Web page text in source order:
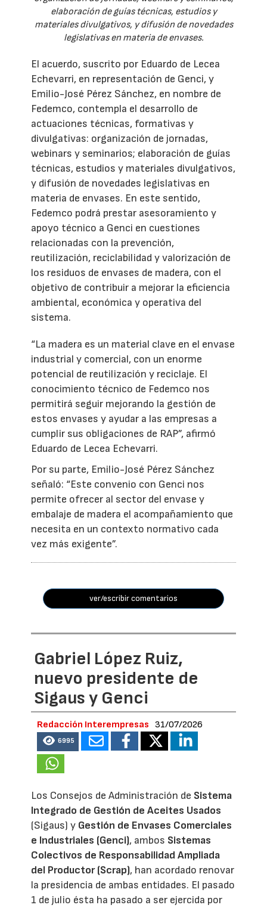
elaboración de guías técnicas, estudios y
materiales divulgativos, y difusión de novedades
legislativas en materia de envases.
El acuerdo, suscrito por Eduardo de Lecea
Echevarri, en representación de Genci, y
Emilio-José Pérez Sánchez, en nombre de
Fedemco, contempla el desarrollo de
actuaciones técnicas, formativas y
divulgativas: organización de jornadas,
webinars y seminarios; elaboración de guías
técnicas, estudios y materiales divulgativos,
y difusión de novedades legislativas en
materia de envases. En este sentido,
Fedemco podrá prestar asesoramiento y
apoyo técnico a Genci en cuestiones
relacionadas con la prevención,
reutilización, reciclabilidad y valorización de
los residuos de envases de madera, con el
objetivo de contribuir a mejorar la eficiencia
ambiental, económica y operativa del
sistema.
“La madera es un material clave en el envase
industrial y comercial, con un enorme
potencial de reutilización y reciclaje. El
conocimiento técnico de Fedemco nos
permitirá seguir mejorando la gestión de
estos envases y ayudar a las empresas a
cumplir sus obligaciones de RAP”, afirmó
Eduardo de Lecea Echevarri.
Por su parte, Emilio-José Pérez Sánchez
señaló: “Este convenio con Genci nos
permite ofrecer al sector del envase y
embalaje de madera el acompañamiento que
necesita en un contexto normativo cada
vez más exigente”.
ver/escribir comentarios
Gabriel López Ruiz,
nuevo presidente de
Sigaus y Genci
Redacción Interempresas 31/07/2026
6995
Los Consejos de Administración de Sistema
Integrado de Gestión de Aceites Usados
(Sigaus) y Gestión de Envases Comerciales
e Industriales (Genci), ambos Sistemas
Colectivos de Responsabilidad Ampliada
del Productor (Scrap), han acordado renovar
la presidencia de ambas entidades. El pasado
1 de julio ésta ha pasado a ser ejercida por